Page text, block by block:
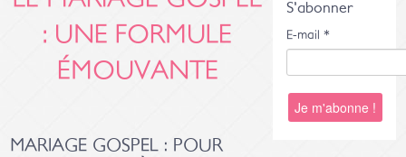
: UNE FORMULE
ÉMOUVANTE
MARIAGE GOSPEL : POUR
S'abonner
E-mail *